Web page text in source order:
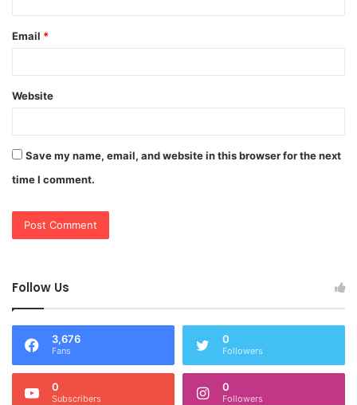
Email *
Website
Save my name, email, and website in this browser for the next
time I comment.
Follow Us
3,676
Fans
0
Followers
0
Subscribers
0
Followers